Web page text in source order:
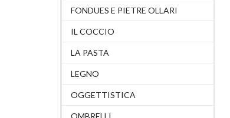
FONDUES E PIETRE OLLARI
IL COCCIO
LA PASTA
LEGNO
OGGETTISTICA
OMBRELLI